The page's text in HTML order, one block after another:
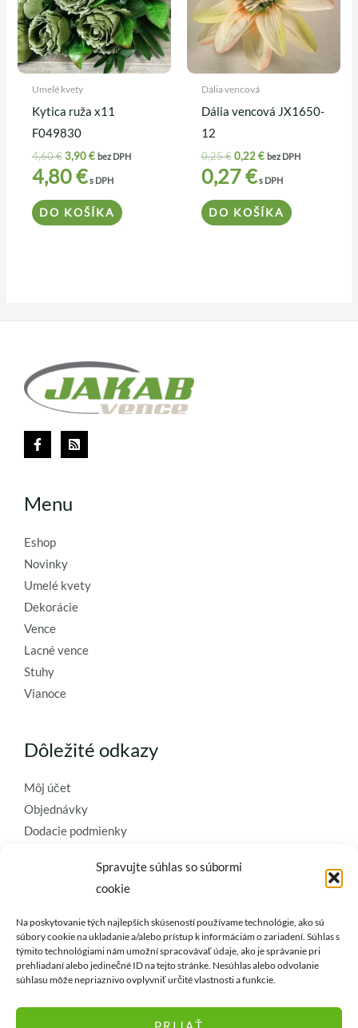
Spravujte súhlas so súbormi
cookie
Na poskytovanie tých najlepších skúseností používame technológie, ako sú
súbory cookie na ukladanie a/alebo prístup k informáciám o zariadení. Súhlas s
týmito technológiami nám umožní spracovávať údaje, ako je správanie pri
prehliadaní alebo jedinečné ID na tejto stránke. Nesúhlas alebo odvolanie
súhlasu môže nepriaznivo ovplyvniť určité vlastnosti a funkcie.
Umelé kvety
Kytica ruža x11
F049830
4,60€3,90€ bez DPH
4,80€s DPH
DO KOŠÍKA
Dália vencová
Dália vencová JX1650-
12
0,25€ 0,22€ bez DPH
0,27€s DPH
DO KOŠÍKA
Menu
Eshop
Novinky
Umelé kvety
Dekorácie
Vence
Lacné vence
Stuhy
Vianoce
Dôležité odkazy
Môj účet
Objednávky
Dodacie podmienky
Ochrana osobných údajov
Zásady používania súborov cookie
Kontaktujte nás a požiadajte o
najkvalitnejšie umelé kvety a
dekorácie..